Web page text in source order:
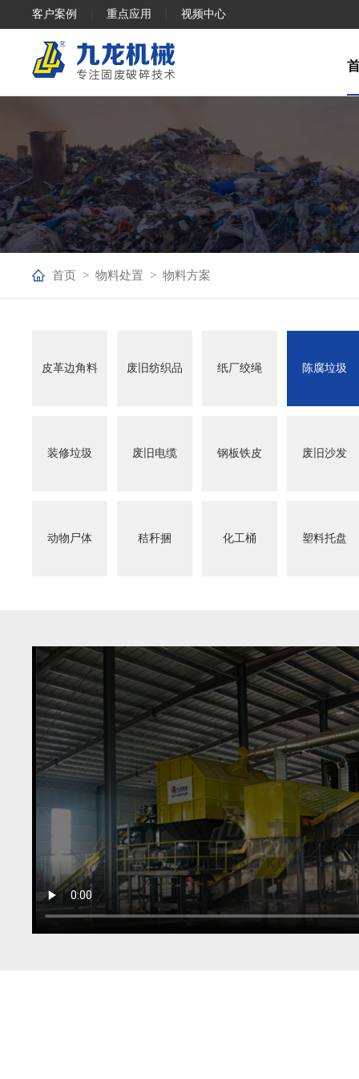
客户案例 重点应用 视频中心
首页 > 物料处置 > 物料方案
皮革边角料 废旧纺织品 纸厂绞绳 陈腐垃圾
装修垃圾 废旧电缆 钢板铁皮 废旧沙发
动物尸体 秸秆捆 化工桶 塑料托盘